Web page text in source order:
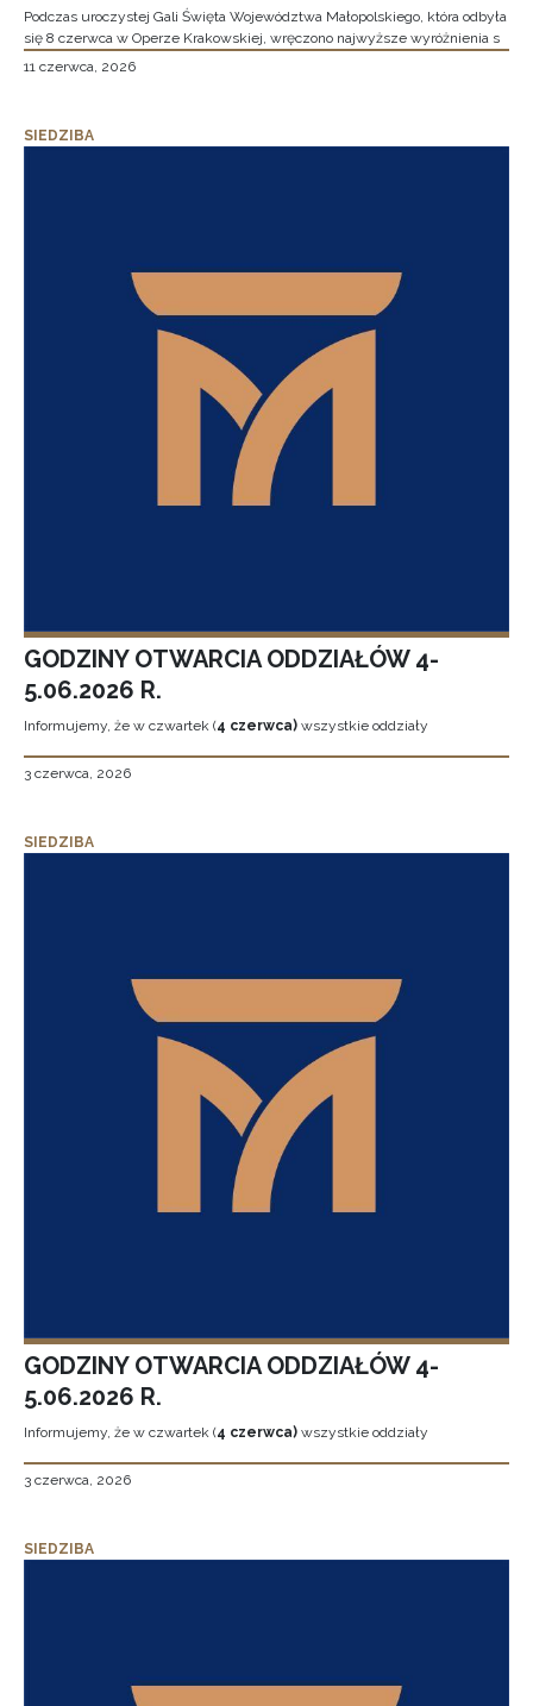
Podczas uroczystej Gali Święta Województwa Małopolskiego, która odbyła
się 8 czerwca w Operze Krakowskiej, wręczono najwyższe wyróżnienia s
11 czerwca, 2026
SIEDZIBA
GODZINY OTWARCIA ODDZIAŁÓW 4-
5.06.2026 R.
Informujemy, że w czwartek (4 czerwca) wszystkie oddziały
3 czerwca, 2026
SIEDZIBA
GODZINY OTWARCIA ODDZIAŁÓW 4-
5.06.2026 R.
Informujemy, że w czwartek (4 czerwca) wszystkie oddziały
3 czerwca, 2026
SIEDZIBA